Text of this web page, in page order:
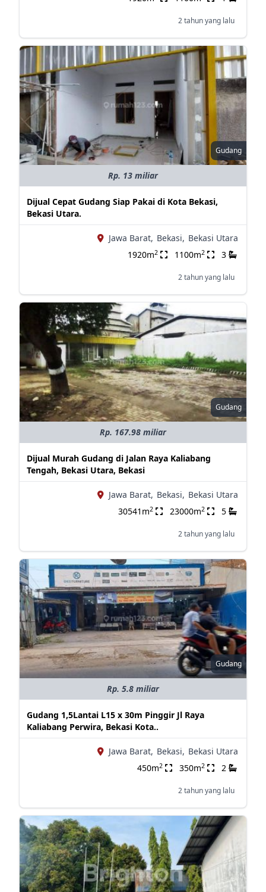
2 tahun yang lalu
Gudang
Rp. 13 miliar
Dijual Cepat Gudang Siap Pakai di Kota Bekasi,
Bekasi Utara.
Jawa Barat, Bekasi, Bekasi Utara
1920m2 1100m2 3
2 tahun yang lalu
Gudang
Rp. 167.98 miliar
Dijual Murah Gudang di Jalan Raya Kaliabang
Tengah, Bekasi Utara, Bekasi
Jawa Barat, Bekasi, Bekasi Utara
30541m2 23000m2 5
2 tahun yang lalu
Gudang
Rp. 5.8 miliar
Gudang 1,5Lantai L15 x 30m Pinggir Jl Raya
Kaliabang Perwira, Bekasi Kota..
Jawa Barat, Bekasi, Bekasi Utara
450m2 350m2 2
2 tahun yang lalu